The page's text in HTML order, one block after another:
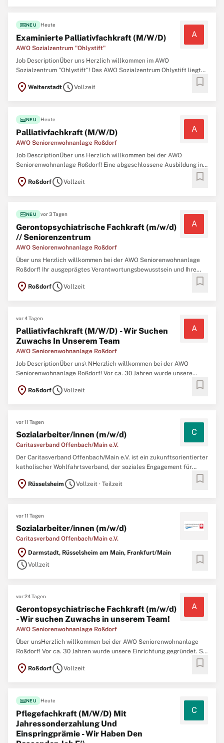
fiber_newNEU Heute
Examinierte Palliativfachkraft (M/W/D)
AWO Sozialzentrum "Ohlystift"
A
Job DescriptionÜber uns Herzlich willkommen im AWO
Sozialzentrum "Ohlystift"! Das AWO Sozialzentrum Ohlystift liegt
mitten im Ortskern des Weiterstädter Stadtteils Gräfenhausen. In
unmittelbarer Nähe befinden sich das Bürgerhaus, der
location_on WeiterstadtscheduleVollzeit bookmark
fiber_newNEU Heute
Palliativfachkraft (M/W/D)
AWO Seniorenwohnanlage Roßdorf
A
Job DescriptionÜber uns Herzlich willkommen bei der AWO
Seniorenwohnanlage Roßdorf! Eine abgeschlossene Ausbildung in
der Alten- oder Krankenpflege\ N Eine Weiterbildung zur Fachkraft
Palliativ Care oder die Bereitschaft dazu, diese abzulegen\ N
location_on RoßdorfscheduleVollzeit bookmark
fiber_newNEU vor 3 Tagen
Gerontopsychiatrische Fachkraft (m/w/d)
// Seniorenzentrum
AWO Seniorenwohnanlage Roßdorf
A
Über uns Herzlich willkommen bei der AWO Seniorenwohnanlage
Roßdorf! Ihr ausgeprägtes Verantwortungsbewusstsein und Ihre
arbeiten gerne im Team und bringen Ihre Ideen und Erfahrungen
location_on RoßdorfscheduleVollzeit bookmark
vor 4 Tagen
Palliativfachkraft (M/W/D) - Wir Suchen
Zuwachs In Unserem Team
AWO Seniorenwohnanlage Roßdorf
A
Job DescriptionÜber uns\ NHerzlich willkommen bei der AWO
Seniorenwohnanlage Roßdorf! Vor ca. 30 Jahren wurde unsere
umgeben. Dieser schöne Außenbereich lädt zum Verweilen in einer
location_on RoßdorfscheduleVollzeit bookmark
vor 11 Tagen
Sozialarbeiter/innen (m/w/d)
Caritasverband Offenbach/Main e.V.
C
Der Caritasverband Offenbach/Main e.V. ist ein zukunftsorientierter
katholischer Wohlfahrtsverband, der soziales Engagement für
wirtschaftlichem Handeln verbindet. • Ca. 900 Mitarbeitende • Über
location_on Rüsselsheim scheduleVollzeit · Teilzeit bookmark
vor 11 Tagen
Sozialarbeiter/innen (m/w/d)
Caritasverband Offenbach/Main e.V.
location_on Darmstadt, Rüsselsheim am Main, Frankfurt/Main
scheduleVollzeit bookmark
vor 24 Tagen
Gerontopsychiatrische Fachkraft (m/w/d)
- Wir suchen Zuwachs in unserem Team!
AWO Seniorenwohnanlage Roßdorf
A
Über unsHerzlich willkommen bei der AWO Seniorenwohnanlage
Roßdorf! Vor ca. 30 Jahren wurde unsere Einrichtung gegründet. Sie
Außenbereich lädt zum Verweilen in einer herrlichen Atmosphäre
location_on RoßdorfscheduleVollzeit bookmark
fiber_newNEU Heute
Pflegefachkraft (M/W/D) Mit
Jahressonderzahlung Und
Einspringprämie - Wir Haben Den
C